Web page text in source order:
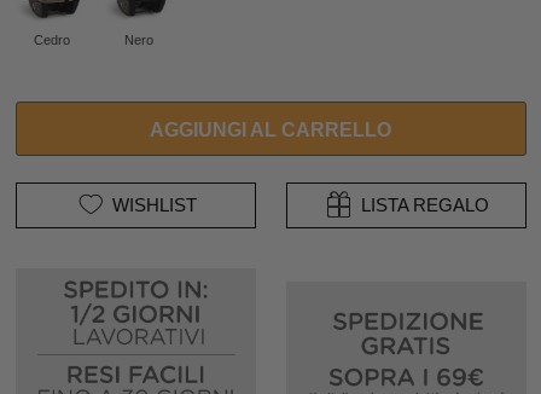
Cedro Nero
AGGIUNGI AL CARRELLO
WISHLIST LISTA REGALO